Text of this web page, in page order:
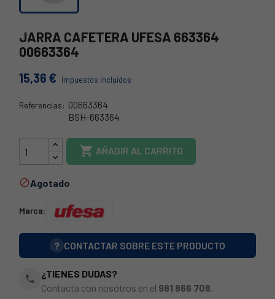
JARRA CAFETERA UFESA 663364
00663364
15,36 € Impuestos incluidos
Referencias: 00663364
BSH-663364
 AÑADIR AL CARRITO
Agotado
Marca:
? CONTACTAR SOBRE ESTE PRODUCTO
phone
¿TIENES DUDAS?
Contacta con nosotros en el 981 866 708